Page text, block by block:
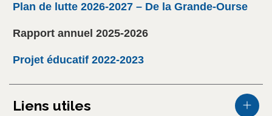
Plan de lutte 2026-2027 – De la Grande-Ourse
Rapport annuel 2025-2026
Projet éducatif 2022-2023
Liens utiles